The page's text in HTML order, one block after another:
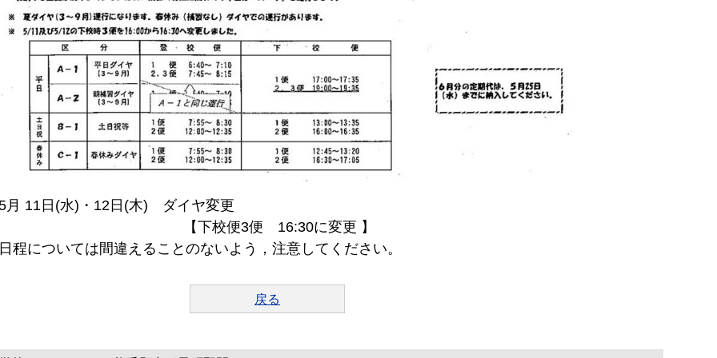
11日(水)・12日(木) ダイヤ変更
校便3便 16:30に変更 】
程については間違えることのないよう，注意してください。
戻る